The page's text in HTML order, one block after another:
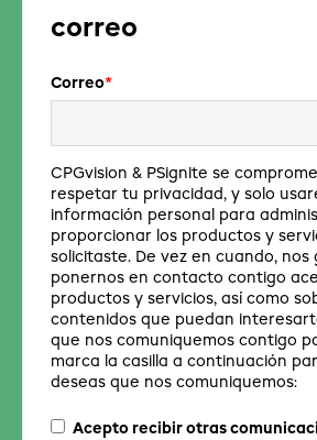
correo
Correo*
CPGvision & PSignite se
respetar tu privacidad, y solo
información personal para
proporcionar los productos y
solicitaste. De vez en cuando, nos
ponernos en contacto contigo
productos y servicios, así como
contenidos que puedan
que nos comuniquemos contigo
marca la casilla a continuación
deseas que nos comuniquemos:
Acepto recibir otras